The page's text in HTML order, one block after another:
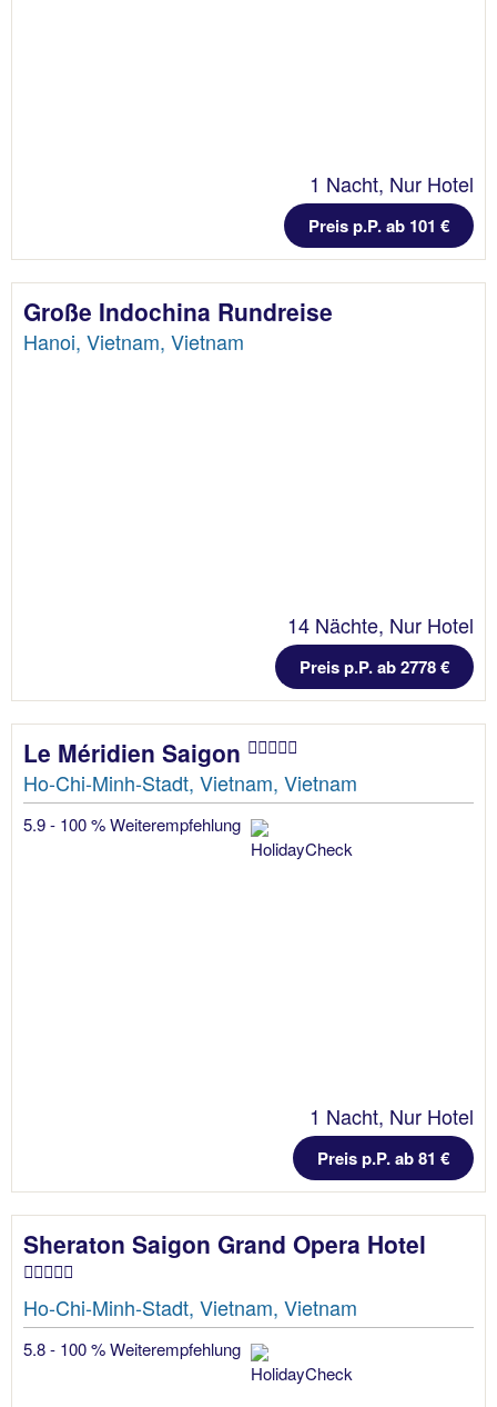
1 Nacht, Nur Hotel
Preis p.P. ab 101 €
Große Indochina Rundreise
Hanoi, Vietnam, Vietnam
14 Nächte, Nur Hotel
Preis p.P. ab 2778 €
Le Méridien Saigon
Ho-Chi-Minh-Stadt, Vietnam, Vietnam
5.9 - 100 % Weiterempfehlung
1 Nacht, Nur Hotel
Preis p.P. ab 81 €
Sheraton Saigon Grand Opera Hotel
Ho-Chi-Minh-Stadt, Vietnam, Vietnam
5.8 - 100 % Weiterempfehlung